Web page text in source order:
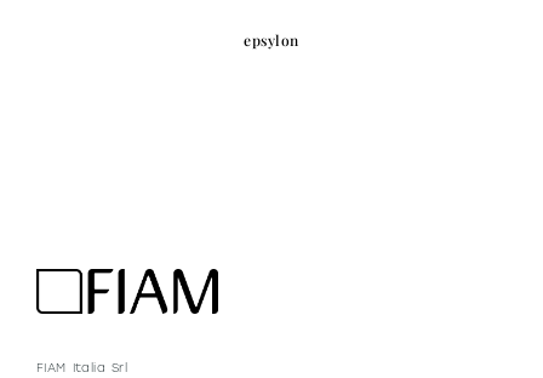
epsylon
FIAM Italia Srl